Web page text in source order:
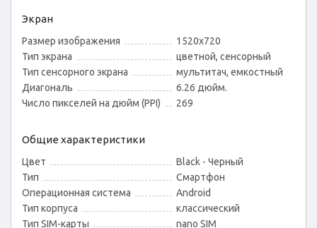
Экран
Размер изображения
1520x720
Тип экрана
цветной, сенсорный
Тип сенсорного экрана
мультитач, емкостный
Диагональ
6.26 дюйм.
Число пикселей на дюйм (PPI)
269
Общие характеристики
Цвет
Black - Черный
Тип
Смартфон
Операционная система
Android
Тип корпуса
классический
Тип SIM-карты
nano SIM